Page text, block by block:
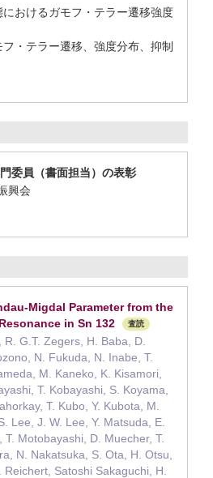
におけるガモフ・テラー遷移強度
フ・テラー遷移、強度分布、抑制
委員（書面担当）の表彰
興会
Migdal Parameter from the
in Sn 132
査読
G.T. Zegers, H. Baba, D.
N. Fukuda, N. Inabe, T.
M. Kaneko, K. Kisamori,
T. Kobayashi, S. Koyama,
T. Kubo, Y. Kubota, M.
Lee, J. W. Lee, Y. Matsuda, E.
Motobayashi, D. Muecher, T.
N. Nakatsuka, S. Ota, H. Otsu,
Reichert, Satoshi Sakaguchi, H.